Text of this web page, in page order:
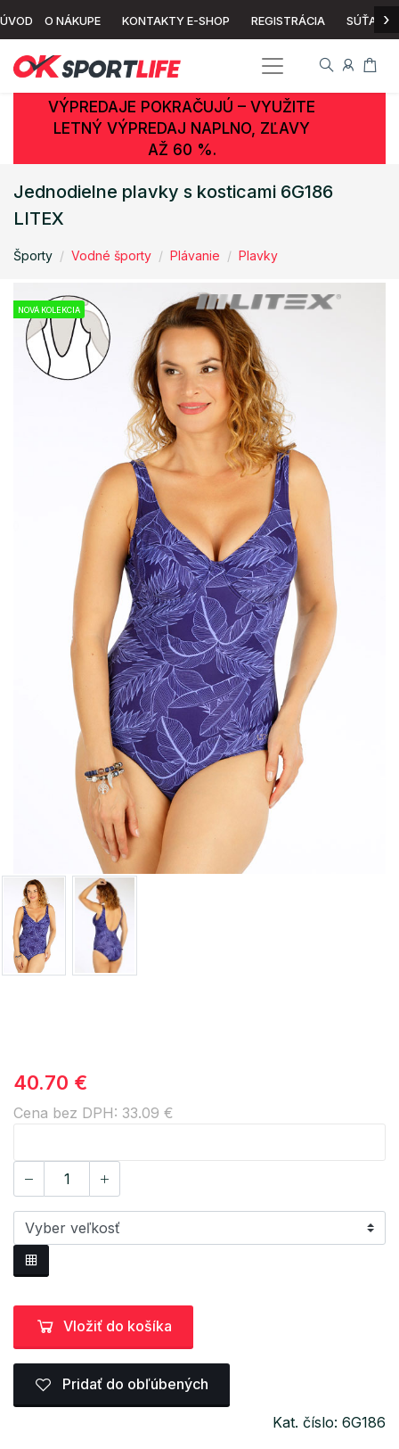
ÚVOD O NÁKUPE KONTAKTY E-SHOP REGISTRÁCIA SÚŤAŽ ›
VÝPREDAJE POKRAČUJÚ – VYUŽITE
LETNÝ VÝPREDAJ NAPLNO, ZĽAVY
AŽ 60 %.
Jednodielne plavky s kosticami 6G186
LITEX
Športy Vodné športy Plávanie Plavky
NOVÁ KOLEKCIA
40.70 €
Cena bez DPH: 33.09 €
Vložiť do košíka
Pridať do obľúbených
Kat. číslo: 6G186